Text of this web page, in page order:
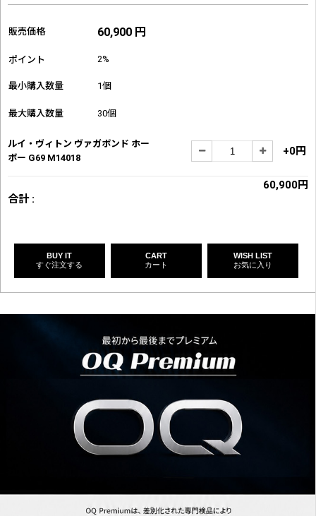
販売価格 60,900 円
ポイント 2%
最小購入数量 1個
最大購入数量 30個
ルイ・ヴィトン ヴァガボンド ホー
ボー G69 M14018
+0円
合計 :
60,900円
BUY IT
すぐ注文する
CART
カート
WISH LIST
お気に入り